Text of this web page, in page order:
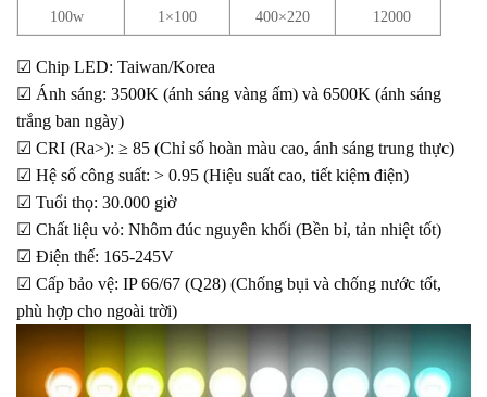
100w 1×100 400×220 12000
☑ Chip LED: Taiwan/Korea
☑ Ánh sáng: 3500K (ánh sáng vàng ấm) và 6500K (ánh sáng
trắng ban ngày)
☑ CRI (Ra>): ≥ 85 (Chỉ số hoàn màu cao, ánh sáng trung thực)
☑ Hệ số công suất: > 0.95 (Hiệu suất cao, tiết kiệm điện)
☑ Tuổi thọ: 30.000 giờ
☑ Chất liệu vỏ: Nhôm đúc nguyên khối (Bền bỉ, tản nhiệt tốt)
☑ Điện thế: 165-245V
☑ Cấp bảo vệ: IP 66/67 (Q28) (Chống bụi và chống nước tốt,
phù hợp cho ngoài trời)